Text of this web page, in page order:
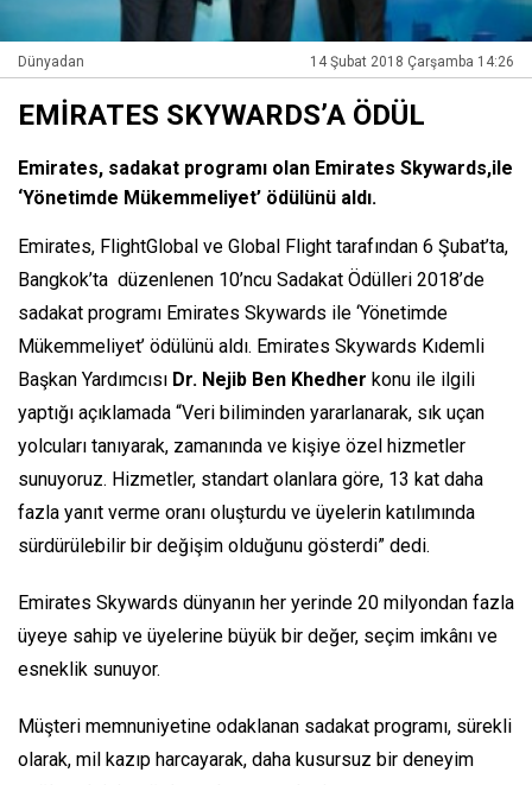
Dünyadan 14 Şubat 2018 Çarşamba 14:26
EMİRATES SKYWARDS’A ÖDÜL
Emirates, sadakat programı olan Emirates Skywards,ile
‘Yönetimde Mükemmeliyet’ ödülünü aldı.
Emirates, FlightGlobal ve Global Flight tarafından 6 Şubat’ta,
Bangkok’ta düzenlenen 10’ncu Sadakat Ödülleri 2018’de
sadakat programı Emirates Skywards ile ‘Yönetimde
Mükemmeliyet’ ödülünü aldı. Emirates Skywards Kıdemli
Başkan Yardımcısı Dr. Nejib Ben Khedher konu ile ilgili
yaptığı açıklamada “Veri biliminden yararlanarak, sık uçan
yolcuları tanıyarak, zamanında ve kişiye özel hizmetler
sunuyoruz. Hizmetler, standart olanlara göre, 13 kat daha
fazla yanıt verme oranı oluşturdu ve üyelerin katılımında
sürdürülebilir bir değişim olduğunu gösterdi” dedi.
Emirates Skywards dünyanın her yerinde 20 milyondan fazla
üyeye sahip ve üyelerine büyük bir değer, seçim imkânı ve
esneklik sunuyor.
Müşteri memnuniyetine odaklanan sadakat programı, sürekli
olarak, mil kazıp harcayarak, daha kusursuz bir deneyim